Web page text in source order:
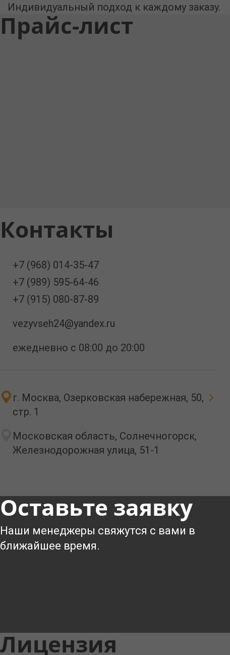
Индивидуальный подход к каждому заказу.
Прайс-лист
Контакты
+7 (968) 014-35-47
+7 (989) 595-64-46
+7 (915) 080-87-89
vezyvseh24@yandex.ru
ежедневно с 08:00 до 20:00
г. Москва, Озерковская набережная, 50,
стр. 1
Московская область, Солнечногорск,
Железнодорожная улица, 51-1
Оставьте заявку
Наши менеджеры свяжутся с вами в
ближайшее время.
Лицензия